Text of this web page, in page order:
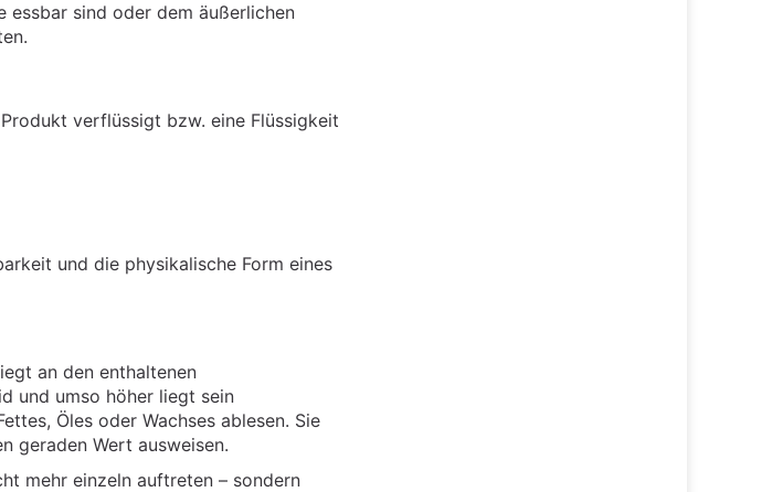
essbar sind oder dem äußerlichen
verflüssigt bzw. eine Flüssigkeit
und die physikalische Form eines
an den enthaltenen
und umso höher liegt sein
Öles oder Wachses ablesen. Sie
geraden Wert ausweisen.
mehr einzeln auftreten – sondern